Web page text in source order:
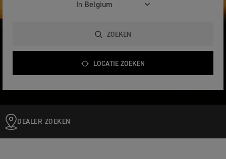
In
ZOEKEN
LOCATIE ZOEKEN
DEALER ZOEKEN